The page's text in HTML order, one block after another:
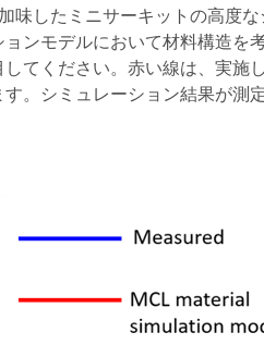
味した ミニサーキットの高度
ンモデルにおいて材料構造を
てください。赤い線は、実施
。シミュレーション結果が測